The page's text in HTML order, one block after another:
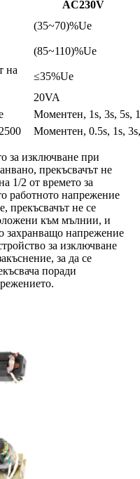
AC230V
(35~70)%Ue
(85~110)%Ue
на
≤35%Ue
20VA
Моментен, 1s, 3s, 5s,
Моментен, 0.5s, 1s,
за изключване при
прекъсвачът не
1/2 от времето за
работното напрежение
прекъсвачът не се
към мълнии, и
захранващо напрежение
за изключване
за да се
поради